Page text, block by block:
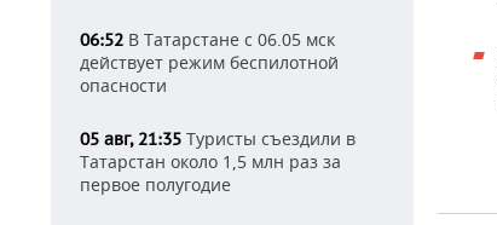
06:52 В Татарстане с 06.05 мск
действует режим беспилотной
опасности
05 авг, 21:35 Туристы съездили в
Татарстан около 1,5 млн раз за
первое полугодие